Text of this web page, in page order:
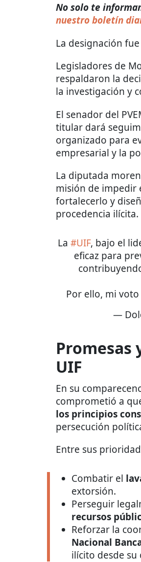
No solo te
nuestro boletín
La designación
Legisladores de
respaldaron la
la investigación y
El senador del
titular dará
organizado para
empresarial y la
La diputada
misión de impedir
fortalecerlo y
procedencia ilícita.
La #UIF, bajo el
eficaz para
Por ello, mi voto
—
UIF
En su
comprometió a
los principios
persecución
Entre sus
Combatir el
extorsión.
Perseguir
recursos
Reforzar la
Nacional
ilícito desde su